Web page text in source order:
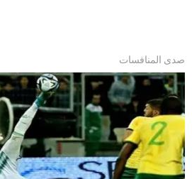
صدى المنافسات